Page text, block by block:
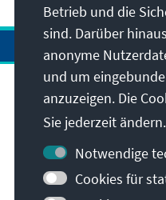
Anschrift
Kontakt
Besuchen Sie auch
Betrieb und die
sind. Darüber
anonyme
und um
anzuzeigen. Die
Sie jederzeit ändern.
Notwendige
Cookies für